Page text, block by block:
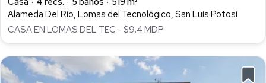
Alameda Del Río, Lomas del Tecnológico, San Luis Potosí
CASA EN LOMAS DEL TEC - $9.4 MDP